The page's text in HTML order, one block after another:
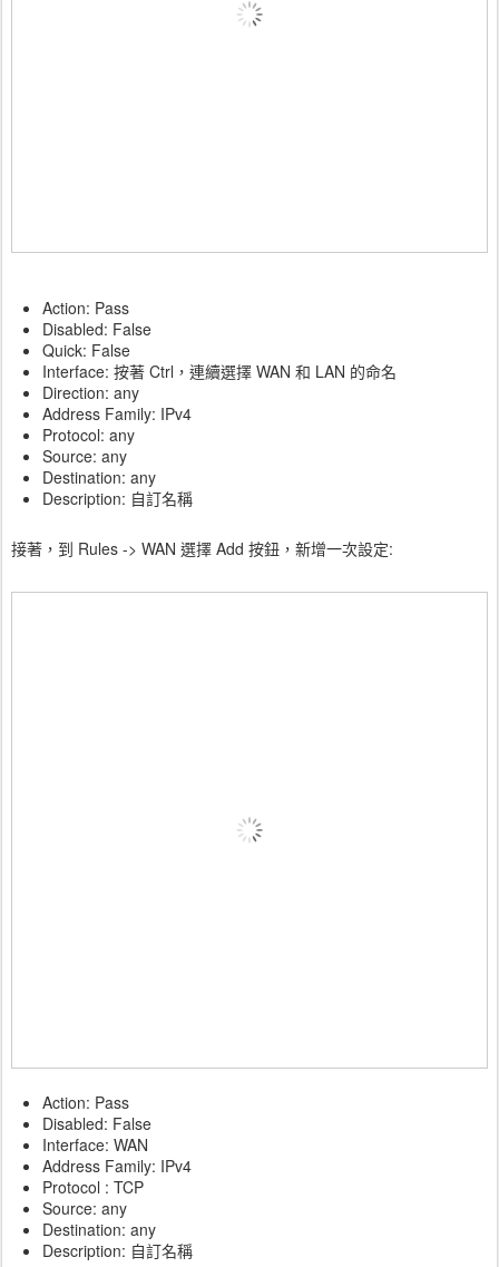
Action: Pass
Disabled: False
Quick: False
Interface: 按著 Ctrl，連續選擇 WAN 和 LAN 的命名
Direction: any
Address Family: IPv4
Protocol: any
Source: any
Destination: any
Description: 自訂名稱
接著，到 Rules -> WAN 選擇 Add 按鈕，新增一次設定:
Action: Pass
Disabled: False
Interface: WAN
Address Family: IPv4
Protocol : TCP
Source: any
Destination: any
Description: 自訂名稱